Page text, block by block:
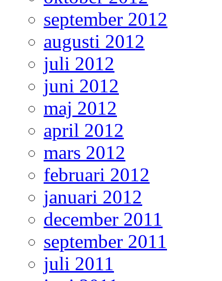
september 2012
augusti 2012
juli 2012
juni 2012
maj 2012
april 2012
mars 2012
februari 2012
januari 2012
december 2011
september 2011
juli 2011